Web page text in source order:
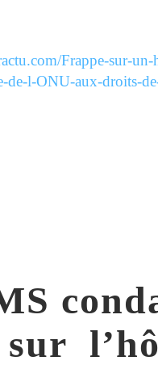
Frappe-sur-
de-l-ONU-aux-droits-